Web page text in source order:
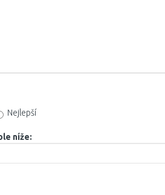
Nejlepší
níže: